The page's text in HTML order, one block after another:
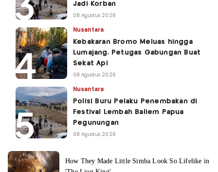
Jadi Korban
08 Agustus 2026
Nusantara
Kebakaran Bromo Meluas hingga
Lumajang, Petugas Gabungan Buat
Sekat Api
08 Agustus 2026
Nusantara
Polisi Buru Pelaku Penembakan di
Festival Lembah Baliem Papua
Pegunungan
08 Agustus 2026